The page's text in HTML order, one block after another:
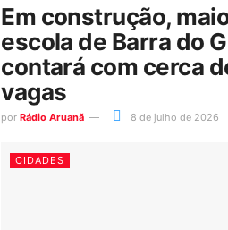
Em construção,
escola de Barra do
contará com cerca
vagas
por Rádio Aruanã 8 de julho de 2026
CIDADES